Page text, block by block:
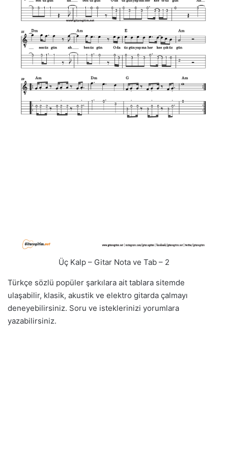
Üç Kalp – Gitar Nota ve Tab – 2
Türkçe sözlü popüler şarkılara ait tablara sitemde
ulaşabilir, klasik, akustik ve elektro gitarda çalmayı
deneyebilirsiniz. Soru ve isteklerinizi yorumlara
yazabilirsiniz.